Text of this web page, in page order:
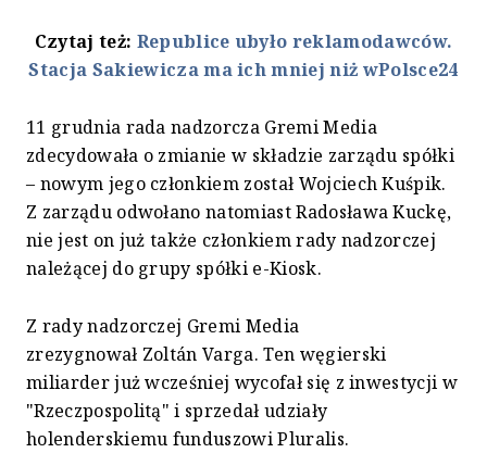
Czytaj też: Republice ubyło reklamodawców.
Stacja Sakiewicza ma ich mniej niż wPolsce24
11 grudnia rada nadzorcza Gremi Media
zdecydowała o zmianie w składzie zarządu spółki
– nowym jego członkiem został Wojciech Kuśpik.
Z zarządu odwołano natomiast Radosława Kuckę,
nie jest on już także członkiem rady nadzorczej
należącej do grupy spółki e-Kiosk.
Z rady nadzorczej Gremi Media
zrezygnował Zoltán Varga. Ten węgierski
miliarder już wcześniej wycofał się z inwestycji w
"Rzeczpospolitą" i sprzedał udziały
holenderskiemu funduszowi Pluralis.